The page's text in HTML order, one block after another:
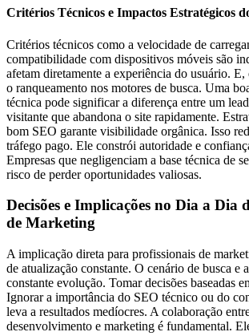
Critérios Técnicos e Impactos Estratégicos
Critérios técnicos como a velocidade de
compatibilidade com dispositivos móveis são
afetam diretamente a experiência do usuário. E,
o ranqueamento nos motores de busca. Uma
técnica pode significar a diferença entre um
visitante que abandona o site rapidamente.
bom SEO garante visibilidade orgânica. Isso
tráfego pago. Ele constrói autoridade e
Empresas que negligenciam a base técnica de
risco de perder oportunidades valiosas.
Decisões e Implicações no Dia a Dia
de Marketing
A implicação direta para profissionais de
de atualização constante. O cenário de busca e
constante evolução. Tomar decisões baseadas
Ignorar a importância do SEO técnico ou do
leva a resultados medíocres. A colaboração
desenvolvimento e marketing é fundamental.